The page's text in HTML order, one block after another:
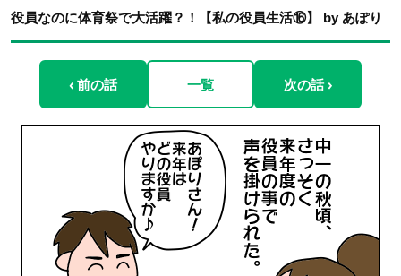
役員なのに体育祭で大活躍？！【私の役員生活⑯】 by あぽり
‹ 前の話 一覧 次の話 ›